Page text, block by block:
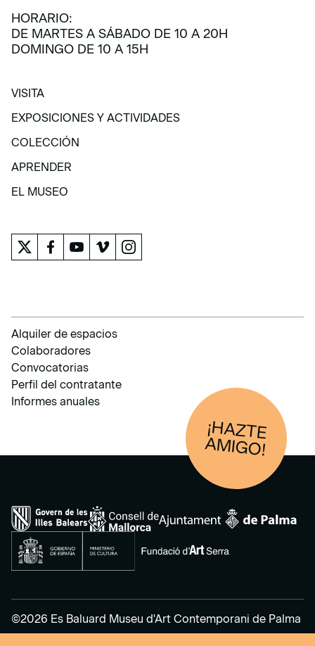
HORARIO:
DE MARTES A SÁBADO DE 10 A 20H
DOMINGO DE 10 A 15H
VISITA
VISITA
EXPOSICIONES Y ACTIVIDADES
EXPOSICIONES Y ACTIVIDADES
COLECCIÓN
COLECCIÓN
APRENDER
APRENDER
EL MUSEO
Alquiler de espacios
Colaboradores
Convocatorias
Perfil del contratante
Informes anuales
¡HAZTE
AM
IGO!
©2026 Es Baluard Museu d'Art Contemporani de Palma